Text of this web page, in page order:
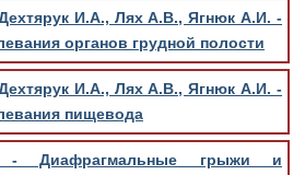
И.А., Лях А.В., Ягнюк А.И. -
органов грудной полости
И.А., Лях А.В., Ягнюк А.И. -
пищевода
Диафрагмальные грыжи и